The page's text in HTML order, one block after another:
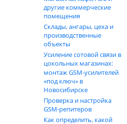
другие коммерческие
помещения
Склады, ангары, цеха и
производственные
объекты
Усиление сотовой связи в
цокольных магазинах:
монтаж GSM‑усилителей
«под ключ» в
Новосибирске
Проверка и настройка
GSM-репитеров
Как определить, какой